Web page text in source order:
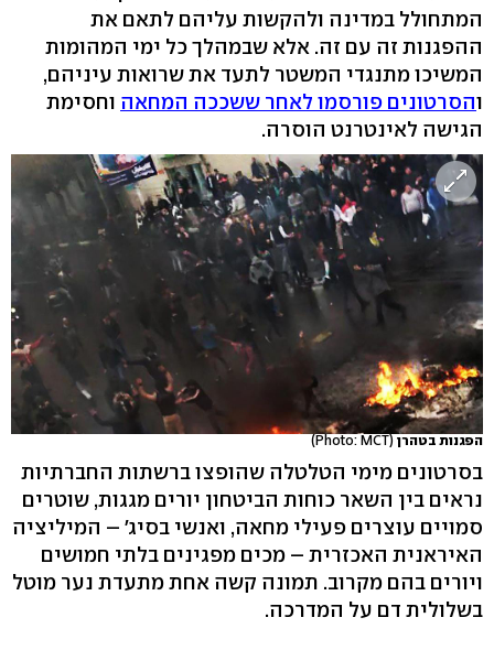
המתחולל במדינה ולהקשות עליהם לתאם את
ההפגנות זה עם זה. אלא שבמהלך כל ימי המהומות
המשיכו מתנגדי המשטר לתעד את שרואות עיניהם,
והסרטונים פורסמו לאחר ששככה המחאה וחסימת
הגישה לאינטרנט הוסרה.
הפגנות בטהרן (Photo: MCT)
בסרטונים מימי הטלטלה שהופצו ברשתות החברתיות
נראים בין השאר כוחות הביטחון יורים מגגות, שוטרים
סמויים עוצרים פעילי מחאה, ואנשי בסיג' – המיליציה
האיראנית האכזרית – מכים מפגינים בלתי חמושים
ויורים בהם מקרוב. תמונה קשה אחת מתעדת נער מוטל
בשלולית דם על המדרכה.